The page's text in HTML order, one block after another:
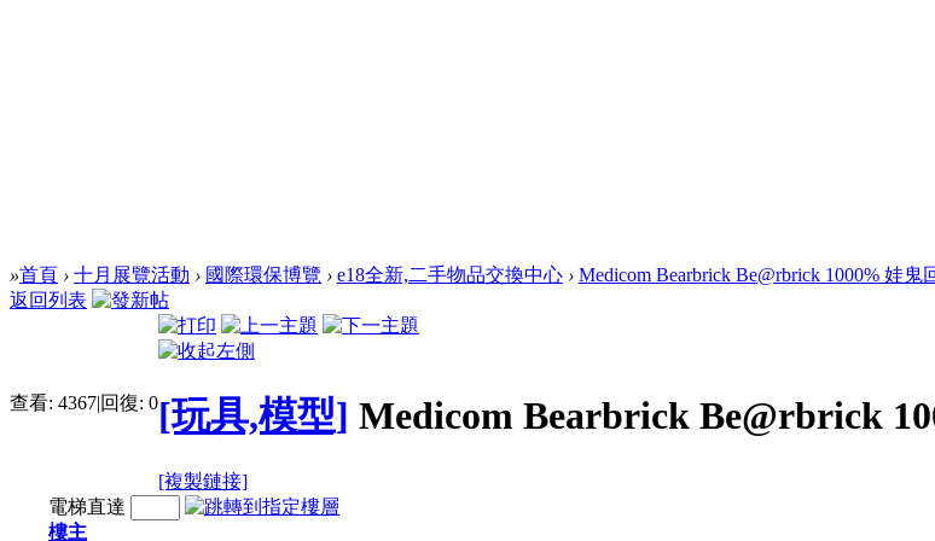
»首頁 › 十月展覽活動 › 國際環保博覽 › e18全新,二手物品交換中心 › Medicom Bearbrick Be@rbrick 1000% 娃鬼
返回列表
查看: 4367|回復: 0[玩具,模型] Medicom Bearbrick Be@rbrick
[複製鏈接]
電梯直達
樓主